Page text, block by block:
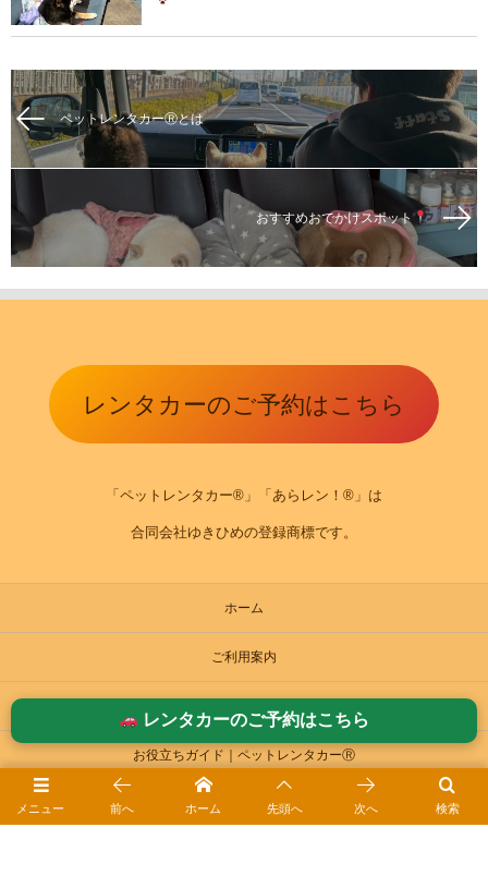
ペットレンタカーⓇとは
おすすめおでかけスポット
レンタカーのご予約はこちら
「ペットレンタカー®」「あらレン！®」は
合同会社ゆきひめの登録商標です。
レンタカーのご予約はこちら
ホーム
ご利用案内
お役立ちガイド｜ペットレンタカーⓇ
ドライブ日和ｰブログ
メニュー 検索
前へ ホーム 先頭へ 次へ